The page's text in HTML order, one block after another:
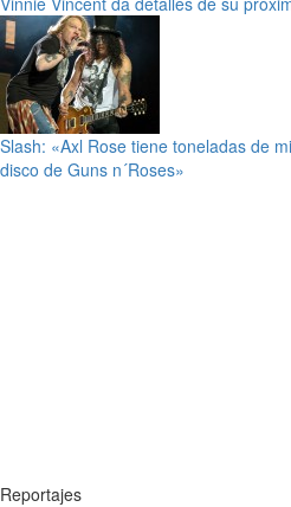
Slash: «Axl Rose tiene toneladas de
disco de Guns n´Roses»
Reportajes